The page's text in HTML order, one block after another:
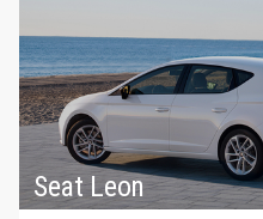
Seat Leon